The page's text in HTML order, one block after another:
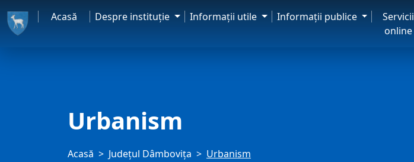
Acasă Despre instituţie Informaţii utile Informaţii publice
Servicii
online
Urbanism
Acasă Judeţul Dâmbovița Urbanism